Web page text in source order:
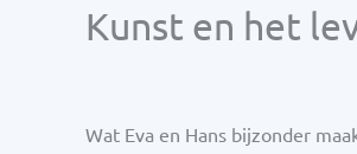
Kunst en het
Wat Eva en Hans bijzonder